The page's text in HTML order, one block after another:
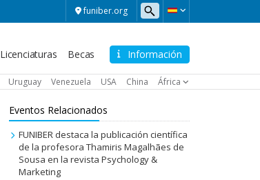
funiber.org
Información
Licenciaturas Becas
Uruguay Venezuela USA China África
Eventos Relacionados
FUNIBER destaca la publicación científica
de la profesora Thamiris Magalhães de
Sousa en la revista Psychology &
Marketing